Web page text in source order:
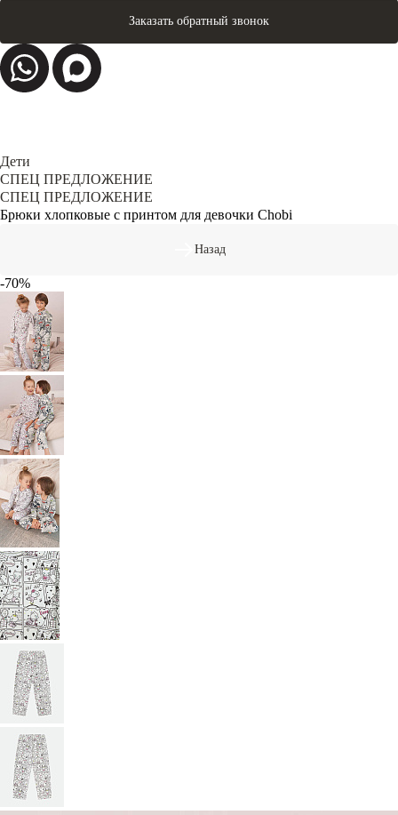
Заказать обратный звонок
Дети
СПЕЦ ПРЕДЛОЖЕНИЕ
СПЕЦ ПРЕДЛОЖЕНИЕ
Брюки хлопковые с принтом для девочки Chobi
Назад
-70%